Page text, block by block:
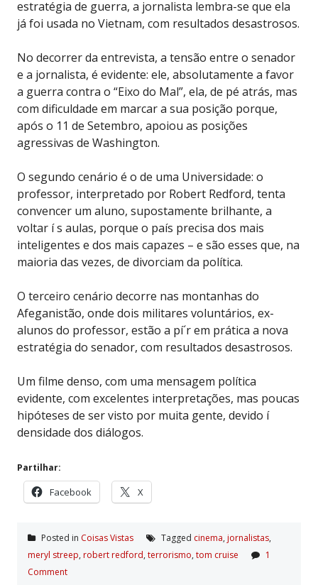
estratégia de guerra, a jornalista lembra-se que ela
já foi usada no Vietnam, com resultados desastrosos.
No decorrer da entrevista, a tensão entre o senador
e a jornalista, é evidente: ele, absolutamente a favor
a guerra contra o “Eixo do Mal”, ela, de pé atrás, mas
com dificuldade em marcar a sua posição porque,
após o 11 de Setembro, apoiou as posições
agressivas de Washington.
O segundo cenário é o de uma Universidade: o
professor, interpretado por Robert Redford, tenta
convencer um aluno, supostamente brilhante, a
voltar í s aulas, porque o país precisa dos mais
inteligentes e dos mais capazes – e são esses que, na
maioria das vezes, de divorciam da política.
O terceiro cenário decorre nas montanhas do
Afeganistão, onde dois militares voluntários, ex-
alunos do professor, estão a pí´r em prática a nova
estratégia do senador, com resultados desastrosos.
Um filme denso, com uma mensagem política
evidente, com excelentes interpretações, mas poucas
hipóteses de ser visto por muita gente, devido í
densidade dos diálogos.
Partilhar:
Facebook X
Posted in Coisas Vistas Tagged cinema, jornalistas,
meryl streep, robert redford, terrorismo, tom cruise
1
Comment